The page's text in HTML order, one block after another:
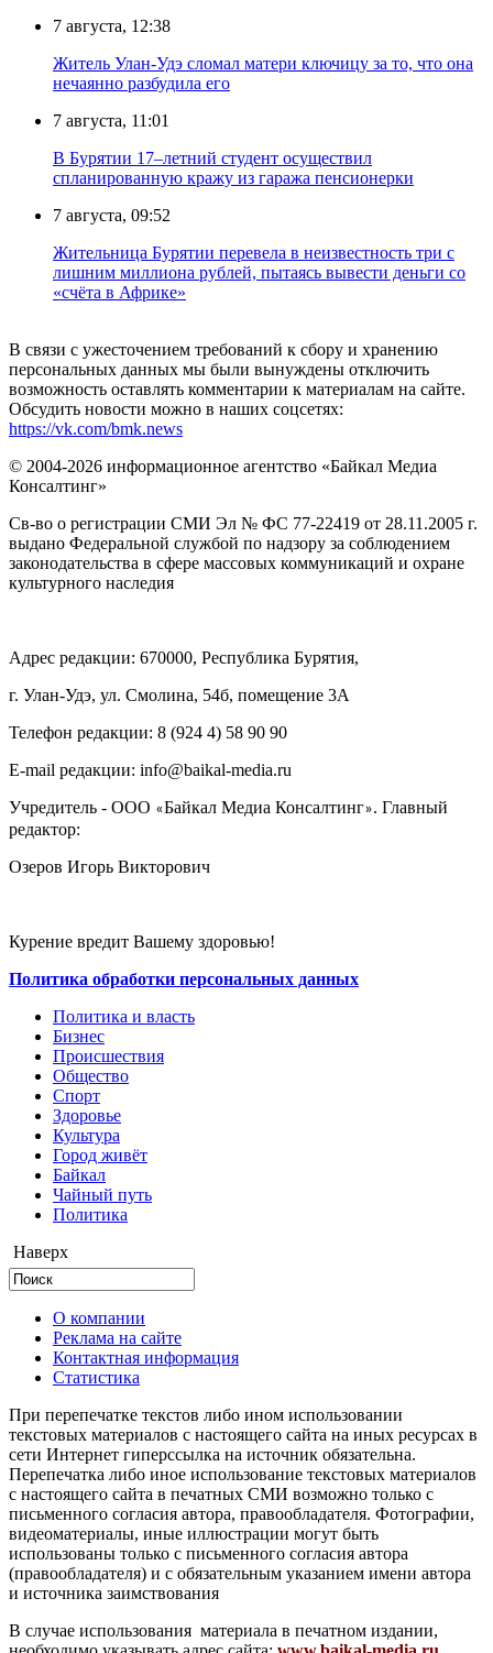
7 августа, 12:38
Житель Улан-Удэ сломал матери ключицу за то, что она
нечаянно разбудила его
7 августа, 11:01
В Бурятии 17–летний студент осуществил
спланированную кражу из гаража пенсионерки
7 августа, 09:52
Жительница Бурятии перевела в неизвестность три с
лишним миллиона рублей, пытаясь вывести деньги со
«счёта в Африке»
В связи с ужесточением требований к сбору и хранению
персональных данных мы были вынуждены отключить
возможность оставлять комментарии к материалам на сайте.
Обсудить новости можно в наших соцсетях:
https://vk.com/bmk.news
© 2004-2026 информационное агентство «Байкал Медиа
Консалтинг»
Св-во о регистрации СМИ Эл № ФС 77-22419 от 28.11.2005 г.
выдано Федеральной службой по надзору за соблюдением
законодательства в сфере массовых коммуникаций и охране
культурного наследия
Адрес редакции: 670000, Республика Бурятия,
г. Улан-Удэ, ул. Смолина, 54б, помещение 3А
Телефон редакции: ‎‎8 (924 4) 58 90 90
E-mail редакции: info@baikal-media.ru
Учредитель - ООО «Байкал Медиа Консалтинг». Главный
редактор:
Озеров Игорь Викторович
Курение вредит Вашему здоровью!
Политика обработки персональных данных
Политика и власть
Бизнес
Происшествия
Общество
Cпорт
Здоровье
Культура
Город живёт
Байкал
Чайный путь
Политика
Наверх
О компании
Реклама на сайте
Контактная информация
Статистика
При перепечатке текстов либо ином использовании
текстовых материалов с настоящего сайта на иных ресурсах в
сети Интернет гиперссылка на источник обязательна.
Перепечатка либо иное использование текстовых материалов
с настоящего сайта в печатных СМИ возможно только с
письменного согласия автора, правообладателя. Фотографии,
видеоматериалы, иные иллюстрации могут быть
использованы только с письменного согласия автора
(правообладателя) и с обязательным указанием имени автора
и источника заимствования
В случае использования материала в печатном издании,